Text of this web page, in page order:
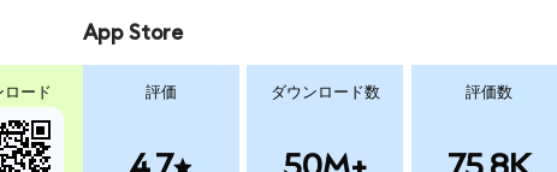
ロード
App Store
評価 ダウンロード数 評価数